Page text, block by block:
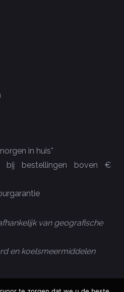
in huis*
bij bestellingen boven €
van geografische
en koelsmeermiddelen